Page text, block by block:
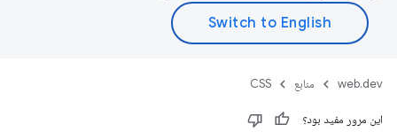
web.dev منابع CSS
این مرور مفید بود؟